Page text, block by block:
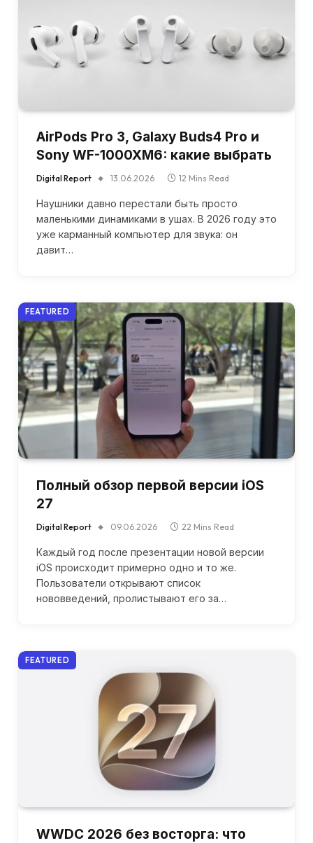
AirPods Pro 3, Galaxy Buds4 Pro и
Sony WF-1000XM6: какие выбрать
Digital Report 13.06.2026 12 Mins Read
Наушники давно перестали быть просто
маленькими динамиками в ушах. В 2026 году это
уже карманный компьютер для звука: он
давит…
FEATURED
Полный обзор первой версии iOS
27
Digital Report 09.06.2026 22 Mins Read
Каждый год после презентации новой версии
iOS происходит примерно одно и то же.
Пользователи открывают список
нововведений, пролистывают его за…
FEATURED
WWDC 2026 без восторга: что